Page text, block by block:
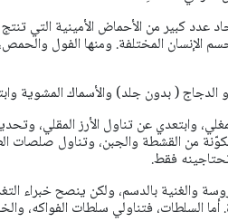
عدد كبير من الأحماض الأمينية التي
المختلفة. ومنها الفول والحمص،
الدجاج ( بدون جلد) والأسماك المشوية
وابتعدي عن تناول الأرز المقلي،
من القشطة والجبن، وتناول صلصات
فقط.
والغنية بالدسم، ولكن ينصح خبراء
أما السلطات، فتناولي سلطات الفواكه،